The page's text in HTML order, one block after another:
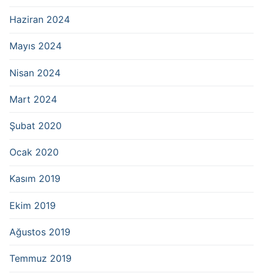
Haziran 2024
Mayıs 2024
Nisan 2024
Mart 2024
Şubat 2020
Ocak 2020
Kasım 2019
Ekim 2019
Ağustos 2019
Temmuz 2019